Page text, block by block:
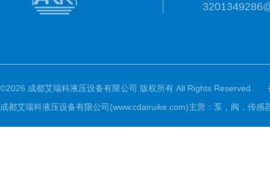
©2026 成都艾瑞科液压设备有限公司 版权所有 All Rights Reserved.
成都艾瑞科液压设备有限公司(www.cdairuike.com)主营：泵，阀，传